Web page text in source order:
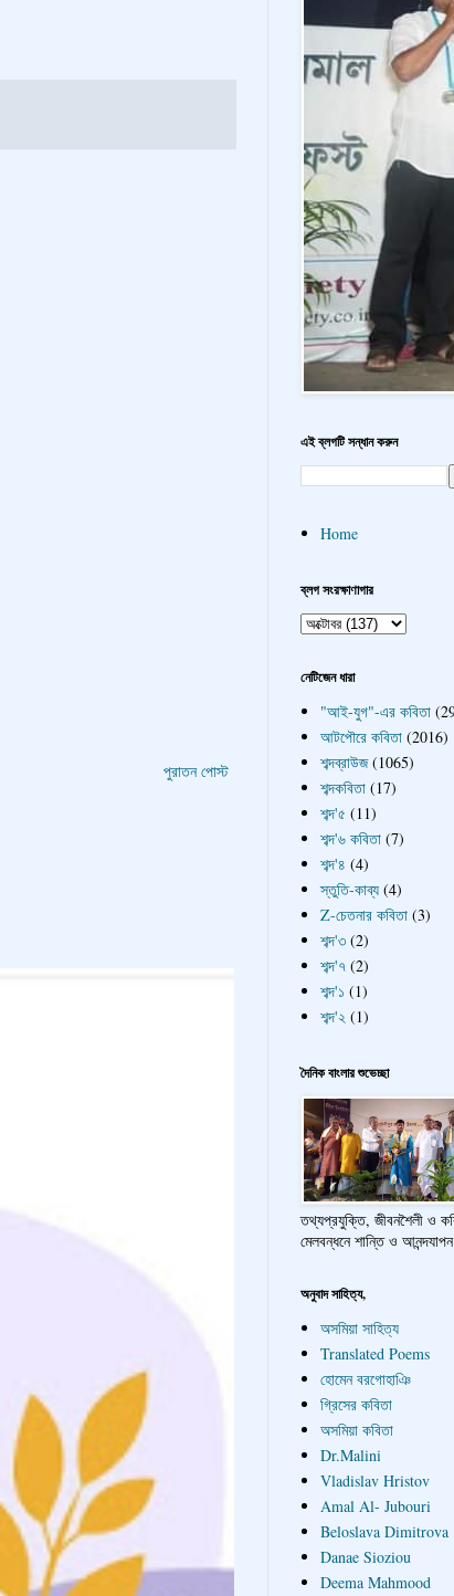
পুরাতন পোস্ট
এই ব্লগটি সন্ধান করুন
Home
ব্লগ সংরক্ষাণাগার
নেটিজেন ধারা
"আই-যুগ"-এর কবিতা
আটপৌরে কবিতা (2016)
শব্দব্রাউজ (1065)
শব্দকবিতা (17)
শব্দ'৫ (11)
শব্দ'৬ কবিতা (7)
শব্দ'৪ (4)
স্তুতি-কাব্য (4)
Z-চেতনার কবিতা (3)
শব্দ'৩ (2)
শব্দ'৭ (2)
শব্দ'১ (1)
শব্দ'২ (1)
দৈনিক বাংলার শুভেচ্ছা
তথ্যপ্রযুক্তি, জীবনশৈলী ও
মেলবন্ধনে শান্তি ও আনন্দযাপন
অনুবাদ সাহিত্য,
অসমিয়া সাহিত্য
Translated Poems
হোমেন বরগোহাঞি
গ্রিসের কবিতা
অসমিয়া কবিতা
Dr.Malini
Vladislav Hristov
Amal Al- Jubouri
Beloslava Dimitrova
Danae Sioziou
Deema Mahmood